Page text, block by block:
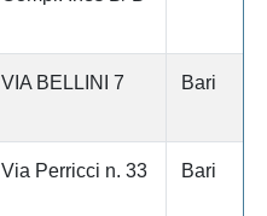
VIA BELLINI 7 Bari
Via Perricci n. 33 Bari